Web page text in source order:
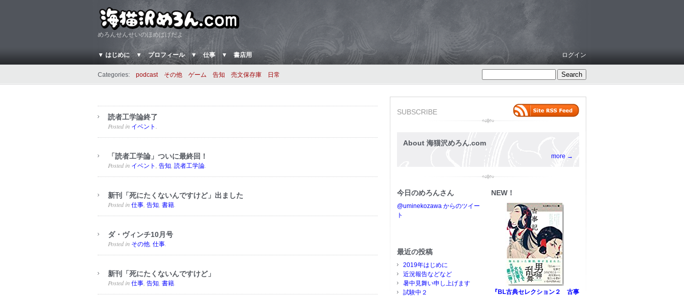
めろんせんせいのほめぱげだよ
▼ はじめに ▼ プロフィール ▼ 仕事 ▼ 書店用 ログイン
Categories: podcast その他 ゲーム 告知 売文保存庫 日常
読者工学論終了
Posted in イベント
「読者工学論」ついに最終回！
Posted in イベント 告知 読者工学論
新刊「死にたくないんですけど」出ました
Posted in 仕事 告知 書籍
ダ・ヴィンチ10月号
Posted in その他 仕事
新刊「死にたくないんですけど」
Posted in 仕事 告知 書籍
SUBSCRIBE
About 海猫沢めろん.com
more →
今日のめろんさん
@uminekozawa からのツイー
ト
最近の投稿
2019年はじめに
近況報告などなど
暑中見舞い申し上げます
試験中２
NEW！
『BL古典セレクション２ 古事